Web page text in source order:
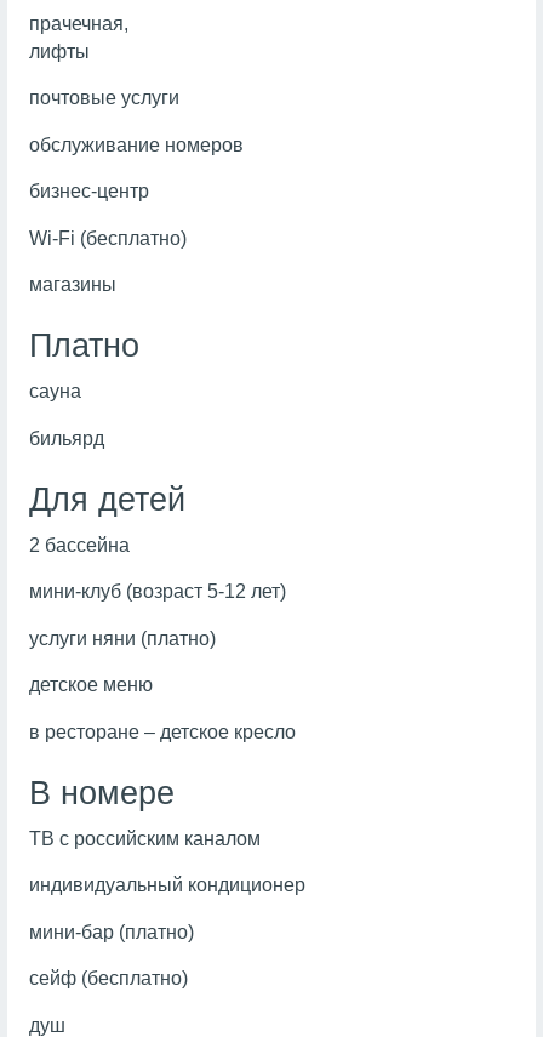
прачечная,
лифты
почтовые услуги
обслуживание номеров
бизнес-центр
Wi-Fi (бесплатно)
магазины
Платно
сауна
бильярд
Для детей
2 бассейна
мини-клуб (возраст 5-12 лет)
услуги няни (платно)
детское меню
в ресторане – детское кресло
В номере
ТВ с российским каналом
индивидуальный кондиционер
мини-бар (платно)
сейф (бесплатно)
душ